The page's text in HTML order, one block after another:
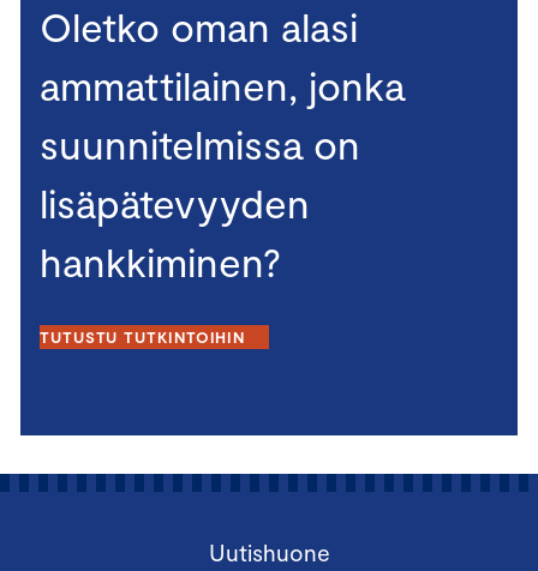
Oletko oman alasi
ammattilainen, jonka
suunnitelmissa on
lisäpätevyyden
hankkiminen?
TUTUSTU TUTKINTOIHIN
Uutishuone